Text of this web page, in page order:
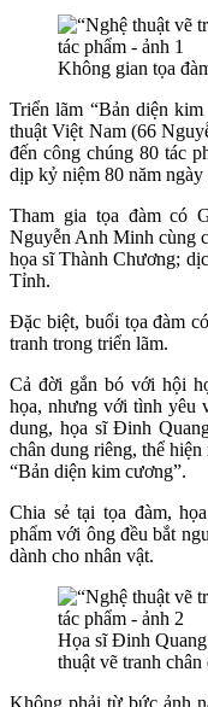
Không gian tọa
Triển lãm “Bản diện
thuật Việt Nam (66
đến công chúng 80 tác
dịp kỷ niệm 80 năm ngày
Tham gia tọa đàm có
Nguyễn Anh Minh cùng
họa sĩ Thành Chương;
Tỉnh.
Đặc biệt, buổi tọa đàm
tranh trong triển lãm.
Cả đời gắn bó với hội
họa, nhưng với tình yêu
dung, họa sĩ Đinh
chân dung riêng, thể
“Bản diện kim cương”.
Chia sẻ tại tọa đàm,
phẩm với ông đều bắt
dành cho nhân vật.
Họa sĩ Đinh
thuật vẽ tranh chân
Không phải từ bức ảnh